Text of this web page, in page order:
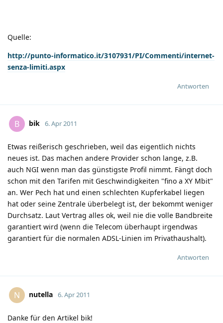
Quelle:
http://punto-informatico.it/3107931/PI/Commenti/internet-
senza-limiti.aspx
Antworten
B bik 6. Apr 2011
Etwas reißerisch geschrieben, weil das eigentlich nichts
neues ist. Das machen andere Provider schon lange, z.B.
auch NGI wenn man das günstigste Profil nimmt. Fängt doch
schon mit den Tarifen mit Geschwindigkeiten "fino a XY Mbit"
an. Wer Pech hat und einen schlechten Kupferkabel liegen
hat oder seine Zentrale überbelegt ist, der bekommt weniger
Durchsatz. Laut Vertrag alles ok, weil nie die volle Bandbreite
garantiert wird (wenn die Telecom überhaupt irgendwas
garantiert für die normalen ADSL-Linien im Privathaushalt).
Antworten
N nutella 6. Apr 2011
Danke für den Artikel bik!